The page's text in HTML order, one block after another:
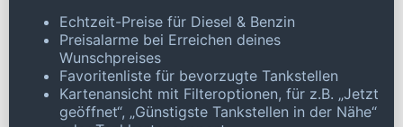
Echtzeit-Preise für Diesel & Benzin
Preisalarme bei Erreichen deines
Wunschpreises
Favoritenliste für bevorzugte Tankstellen
Kartenansicht mit Filteroptionen, für z.B. „Jetzt
geöffnet“, „Günstigste Tankstellen in der Nähe“